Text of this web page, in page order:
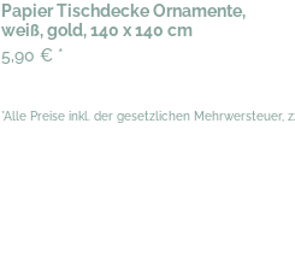
Papier Tischdecke Ornamente,
weiß, gold, 140 x 140 cm
5,90 € *
*Alle Preise inkl. der gesetzlichen Mehrwersteuer,